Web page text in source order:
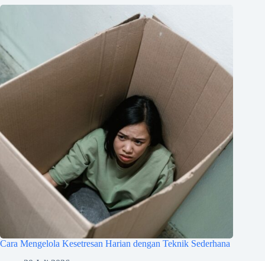
Cara Mengelola Kesetresan Harian dengan Teknik Sederhana